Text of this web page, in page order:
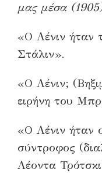
μας μέσα
«Ο Λένιν ήταν
Στάλιν».
«Ο Λένιν;
ειρήνη του
«Ο Λένιν ήταν
σύντροφος
Λέοντα